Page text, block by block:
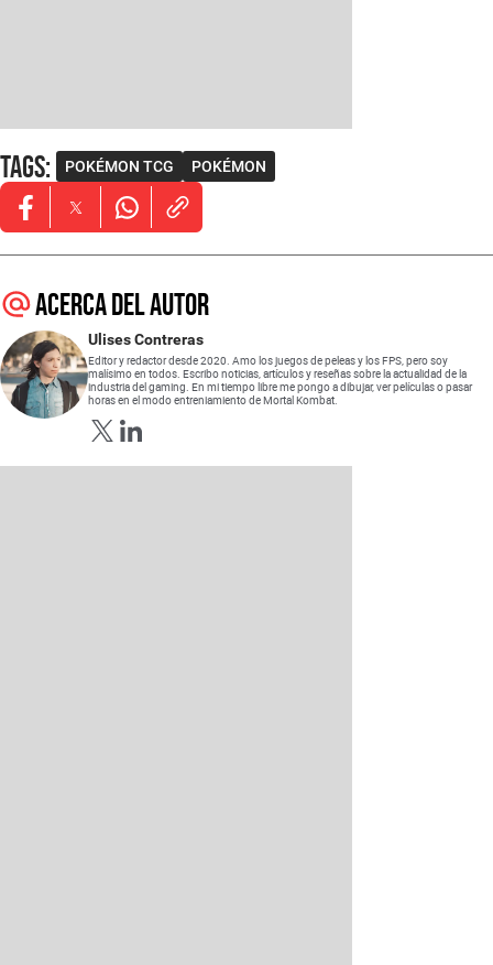
Tags: POKÉMON TCG POKÉMON
Opens in new window
Opens in new window
Opens in new window
Acerca del autor
Ulises Contreras
Editor y redactor desde 2020. Amo los juegos de peleas y los FPS, pero soy
malísimo en todos. Escribo noticias, artículos y reseñas sobre la actualidad de la
industria del gaming. En mi tiempo libre me pongo a dibujar, ver películas o pasar
horas en el modo entreniamiento de Mortal Kombat.
Opens in new window
Opens in new window